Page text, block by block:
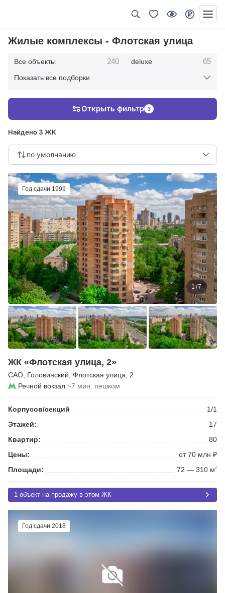
Жилые комплексы - Флотская улица
Все объекты 240 deluxe 65
123 клубные дома
Показать все подборки
Найдено 3 ЖК
по умолчанию
Открыть фильтр 3
Год сдачи 1999
1/7
ЖК «Флотская улица, 2»
САО Головинский Флотская улица , 2
Речной вокзал ~7 мин. пешком
Корпусов/секций
1/1
Этажей:
17
Квартир:
80
Цены:
от 70 млн ₽
Площади:
72 — 310 м2
1 объект на продажу в этом ЖК
Год сдачи 2018